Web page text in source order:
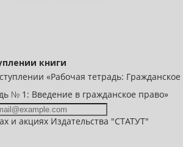
книги
«Рабочая тетрадь: Гражданское
№ 1: Введение в гражданское право»
и акциях Издательства "СТАТУТ"